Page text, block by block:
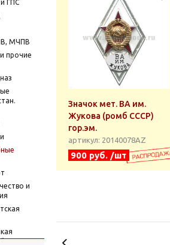
ГПС
МЧПВ
прочие
и
Значок мет. ВА им.
Жукова (ромб СССР)
гор.эм.
артикул: 20140078АZ
900 руб. /шт